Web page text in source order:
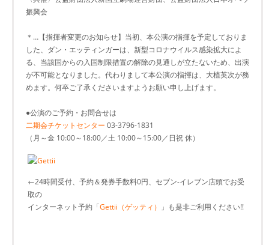
振興会
＊…【指揮者変更のお知らせ】当初、本公演の指揮を予定しておりま
した、ダン・エッティンガーは、新型コロナウイルス感染拡大によ
る、当該国からの入国制限措置の解除の見通しが立たないため、出演
が不可能となりました。代わりまして本公演の指揮は、大植英次が務
めます。何卒ご了承くださいますようお願い申し上げます。
●公演のご予約・お問合せは
二期会チケットセンター 03-3796-1831
（月～金 10:00～18:00／土 10:00～15:00／日祝 休）
←24時間受付、予約＆発券手数料0円、セブン-イレブン店頭でお受
取の
インターネット予約「Gettii（ゲッティ） 」も是非ご利用ください!!